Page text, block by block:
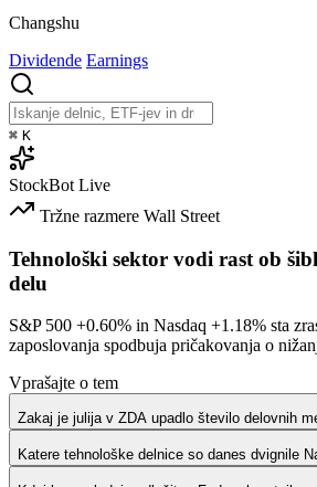
Changshu
Dividende Earnings
⌘ K
StockBot Live
Tržne razmere Wall Street
Tehnološki sektor vodi rast ob
delu
S&P 500 +0.60% in Nasdaq +1.18% sta
zaposlovanja spodbuja pričakovanja o
Vprašajte o tem
Zakaj je julija v ZDA upadlo število delovnih
Katere tehnološke delnice so danes dvignile